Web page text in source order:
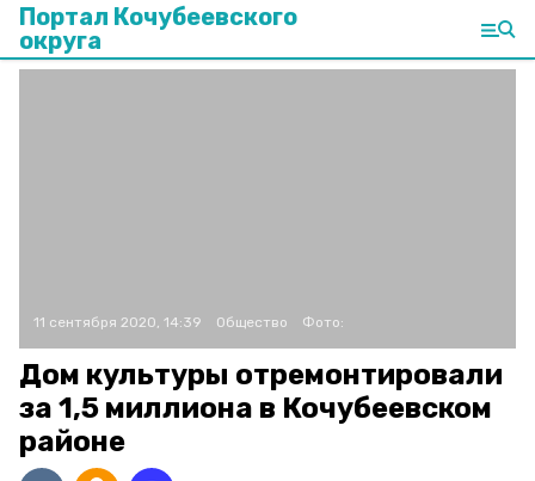
Портал Кочубеевского
округа
11 сентября 2020, 14:39 Общество Фото:
Дом культуры отремонтировали
за 1,5 миллиона в Кочубеевском
районе